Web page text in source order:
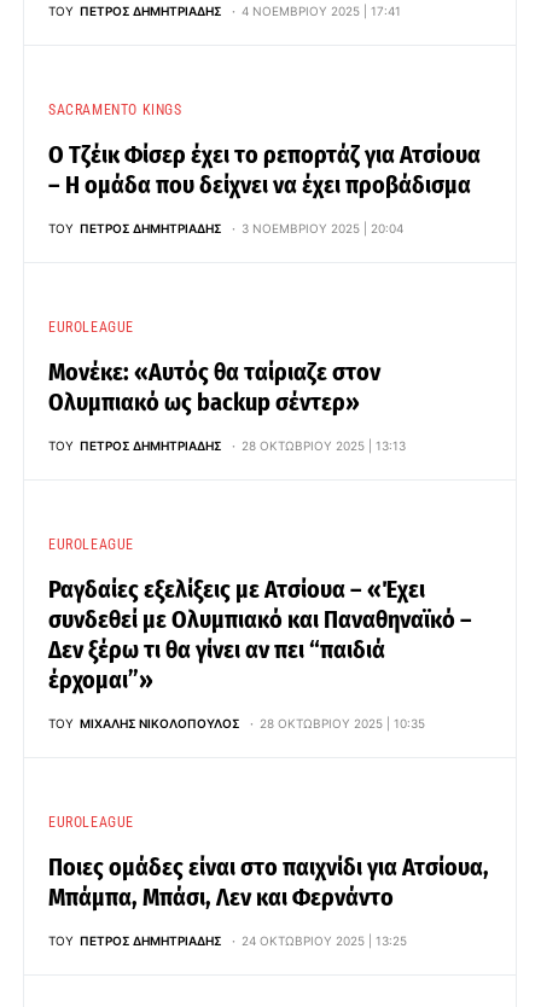
ΤΟΥ ΠΈΤΡΟΣ ΔΗΜΗΤΡΙΆΔΗΣ 4 ΝΟΕΜΒΡΊΟΥ 2025 | 17:41
SACRAMENTO KINGS
Ο Τζέικ Φίσερ έχει το ρεπορτάζ για Ατσίουα
– Η ομάδα που δείχνει να έχει προβάδισμα
ΤΟΥ ΠΈΤΡΟΣ ΔΗΜΗΤΡΙΆΔΗΣ 3 ΝΟΕΜΒΡΊΟΥ 2025 | 20:04
EUROLEAGUE
Μονέκε: «Αυτός θα ταίριαζε στον
Ολυμπιακό ως backup σέντερ»
ΤΟΥ ΠΈΤΡΟΣ ΔΗΜΗΤΡΙΆΔΗΣ 28 ΟΚΤΩΒΡΊΟΥ 2025 | 13:13
EUROLEAGUE
Ραγδαίες εξελίξεις με Ατσίουα – «Έχει
συνδεθεί με Ολυμπιακό και Παναθηναϊκό –
Δεν ξέρω τι θα γίνει αν πει “παιδιά
έρχομαι”»
ΤΟΥ ΜΙΧΆΛΗΣ ΝΙΚΟΛΌΠΟΥΛΟΣ 28 ΟΚΤΩΒΡΊΟΥ 2025 | 10:35
EUROLEAGUE
Ποιες ομάδες είναι στο παιχνίδι για Ατσίουα,
Μπάμπα, Μπάσι, Λεν και Φερνάντο
ΤΟΥ ΠΈΤΡΟΣ ΔΗΜΗΤΡΙΆΔΗΣ 24 ΟΚΤΩΒΡΊΟΥ 2025 | 13:25